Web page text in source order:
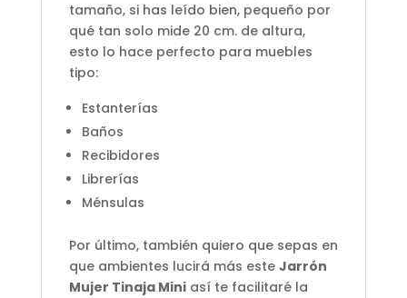
tamaño, si has leído bien, pequeño por
qué tan solo mide 20 cm. de altura,
esto lo hace perfecto para muebles
tipo:
Estanterías
Baños
Recibidores
Librerías
Ménsulas
Por último, también quiero que sepas en
que ambientes lucirá más este Jarrón
Mujer Tinaja Miniasí te facilitaré la